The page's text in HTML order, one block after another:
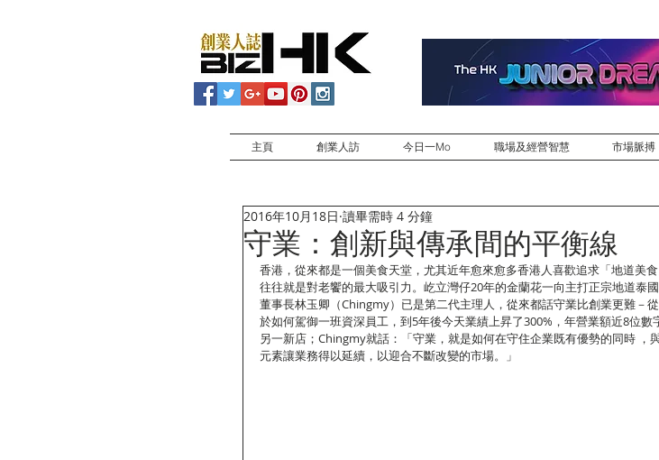
主頁 創業人訪 今日一Mo 職場及經營智慧 市場脈搏
守業：創新與傳承間的平衡線
2016年10月18日 讀畢需時 4 分鐘
香港，從來都是一個美食天堂，尤其近年愈來愈多香港人喜歡追求「地道美
往往就是對老饗的最大吸引力。屹立灣仔20年的金蘭花一向主打正宗地道泰
董事長林玉卿（Chingmy）已是第二代主理人，從來都話守業比創業更難－
於如何駕御一班資深員工，到5年後今天業績上昇了300%，年營業額近8位數
另一新店；Chingmy就話：「守業，就是如何在守住企業既有優勢的同時 ，
元素讓業務得以延續，以迎合不斷改變的市場。」